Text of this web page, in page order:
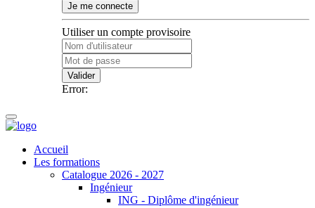
Je me connecte
Utiliser un compte provisoire
Valider
Error:
Accueil
Les formations
Catalogue 2026 - 2027
Ingénieur
ING - Diplôme d'ingénieur